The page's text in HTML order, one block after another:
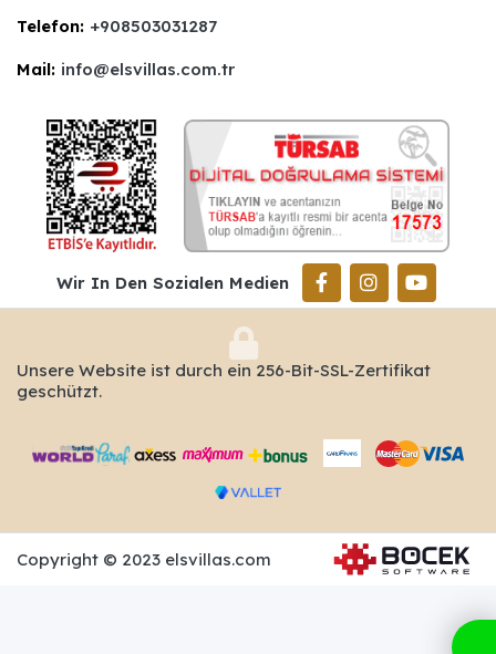
Telefon: +908503031287
Mail: info@elsvillas.com.tr
Wir In Den Sozialen Medien
Unsere Website ist durch ein 256-Bit-SSL-Zertifikat
geschützt.
Copyright © 2023 elsvillas.com